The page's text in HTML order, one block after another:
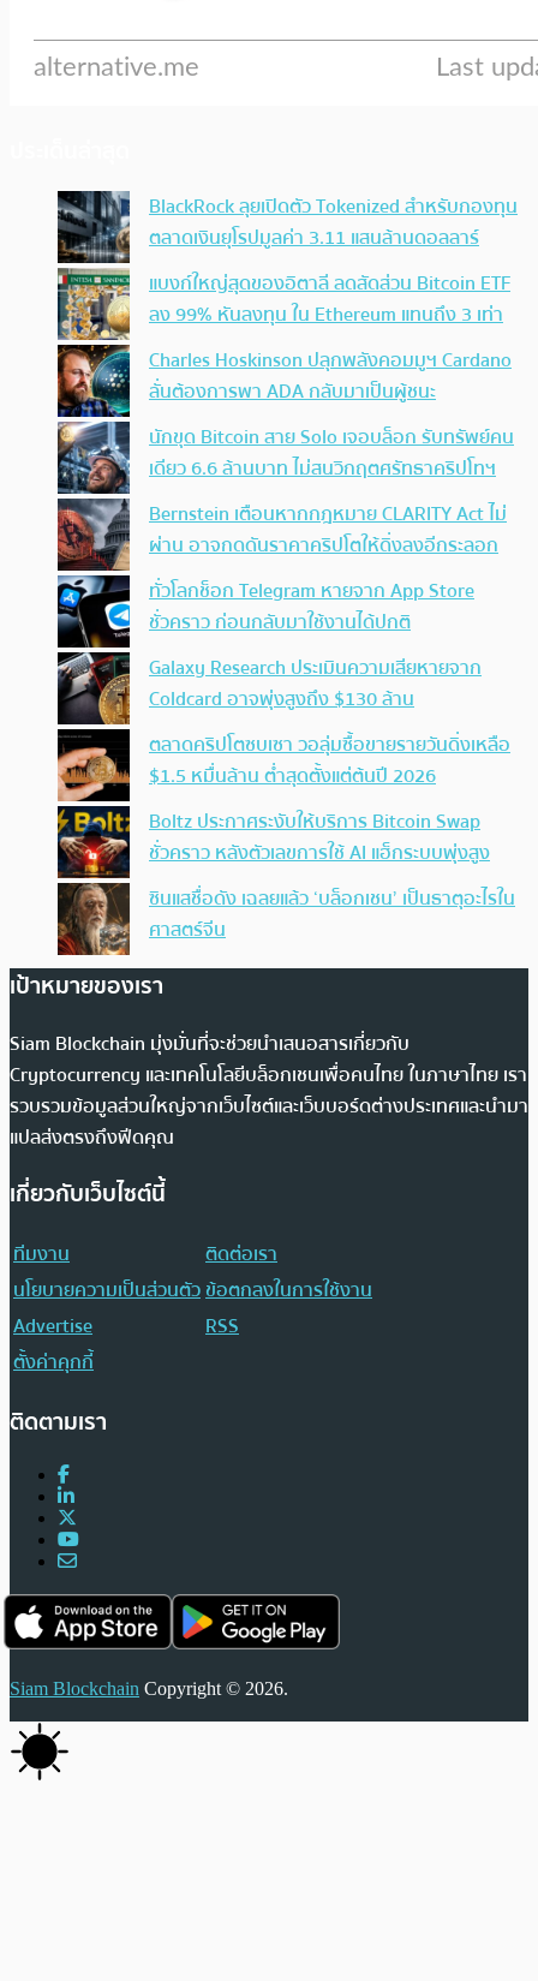
BlackRock ลุยเปิดตัว Tokenized สำหรับกองทุน
ตลาดเงินยุโรปมูลค่า 3.11 แสนล้านดอลลาร์
แบงก์ใหญ่สุดของอิตาลี ลดสัดส่วน Bitcoin ETF
ลง 99% หันลงทุน ใน Ethereum แทนถึง 3 เท่า
Charles Hoskinson ปลุกพลังคอมมูฯ Cardano
ลั่นต้องการพา ADA กลับมาเป็นผู้ชนะ
นักขุด Bitcoin สาย Solo เจอบล็อก รับทรัพย์คน
เดียว 6.6 ล้านบาท ไม่สนวิกฤตศรัทธาคริปโทฯ
Bernstein เตือนหากกฎหมาย CLARITY Act ไม่
ผ่าน อาจกดดันราคาคริปโตให้ดิ่งลงอีกระลอก
ทั่วโลกช็อก Telegram หายจาก App Store
ชั่วคราว ก่อนกลับมาใช้งานได้ปกติ
Galaxy Research ประเมินความเสียหายจาก
Coldcard อาจพุ่งสูงถึง $130 ล้าน
ตลาดคริปโตซบเซา วอลุ่มซื้อขายรายวันดิ่งเหลือ
$1.5 หมื่นล้าน ต่ำสุดตั้งแต่ต้นปี 2026
Boltz ประกาศระงับให้บริการ Bitcoin Swap
ชั่วคราว หลังตัวเลขการใช้ AI แฮ็กระบบพุ่งสูง
ซินแสชื่อดัง เฉลยแล้ว ‘บล็อกเชน’ เป็นธาตุอะไรใน
ศาสตร์จีน
เป้าหมายของเรา
Siam Blockchain มุ่งมั่นที่จะช่วยนำเสนอสารเกี่ยวกับ
Cryptocurrency และเทคโนโลยีบล็อกเชนเพื่อคนไทย ในภาษาไทย เรา
รวบรวมข้อมูลส่วนใหญ่จากเว็บไซต์และเว็บบอร์ดต่างประเทศและนำมา
แปลส่งตรงถึงฟีดคุณ
เกี่ยวกับเว็บไซต์นี้
ทีมงาน
ติดต่อเรา
นโยบายความเป็นส่วนตัวข้อตกลงในการใช้งาน
Advertise
RSS
ตั้งค่าคุกกี้
ติดตามเรา
Siam Blockchain Copyright © 2026.